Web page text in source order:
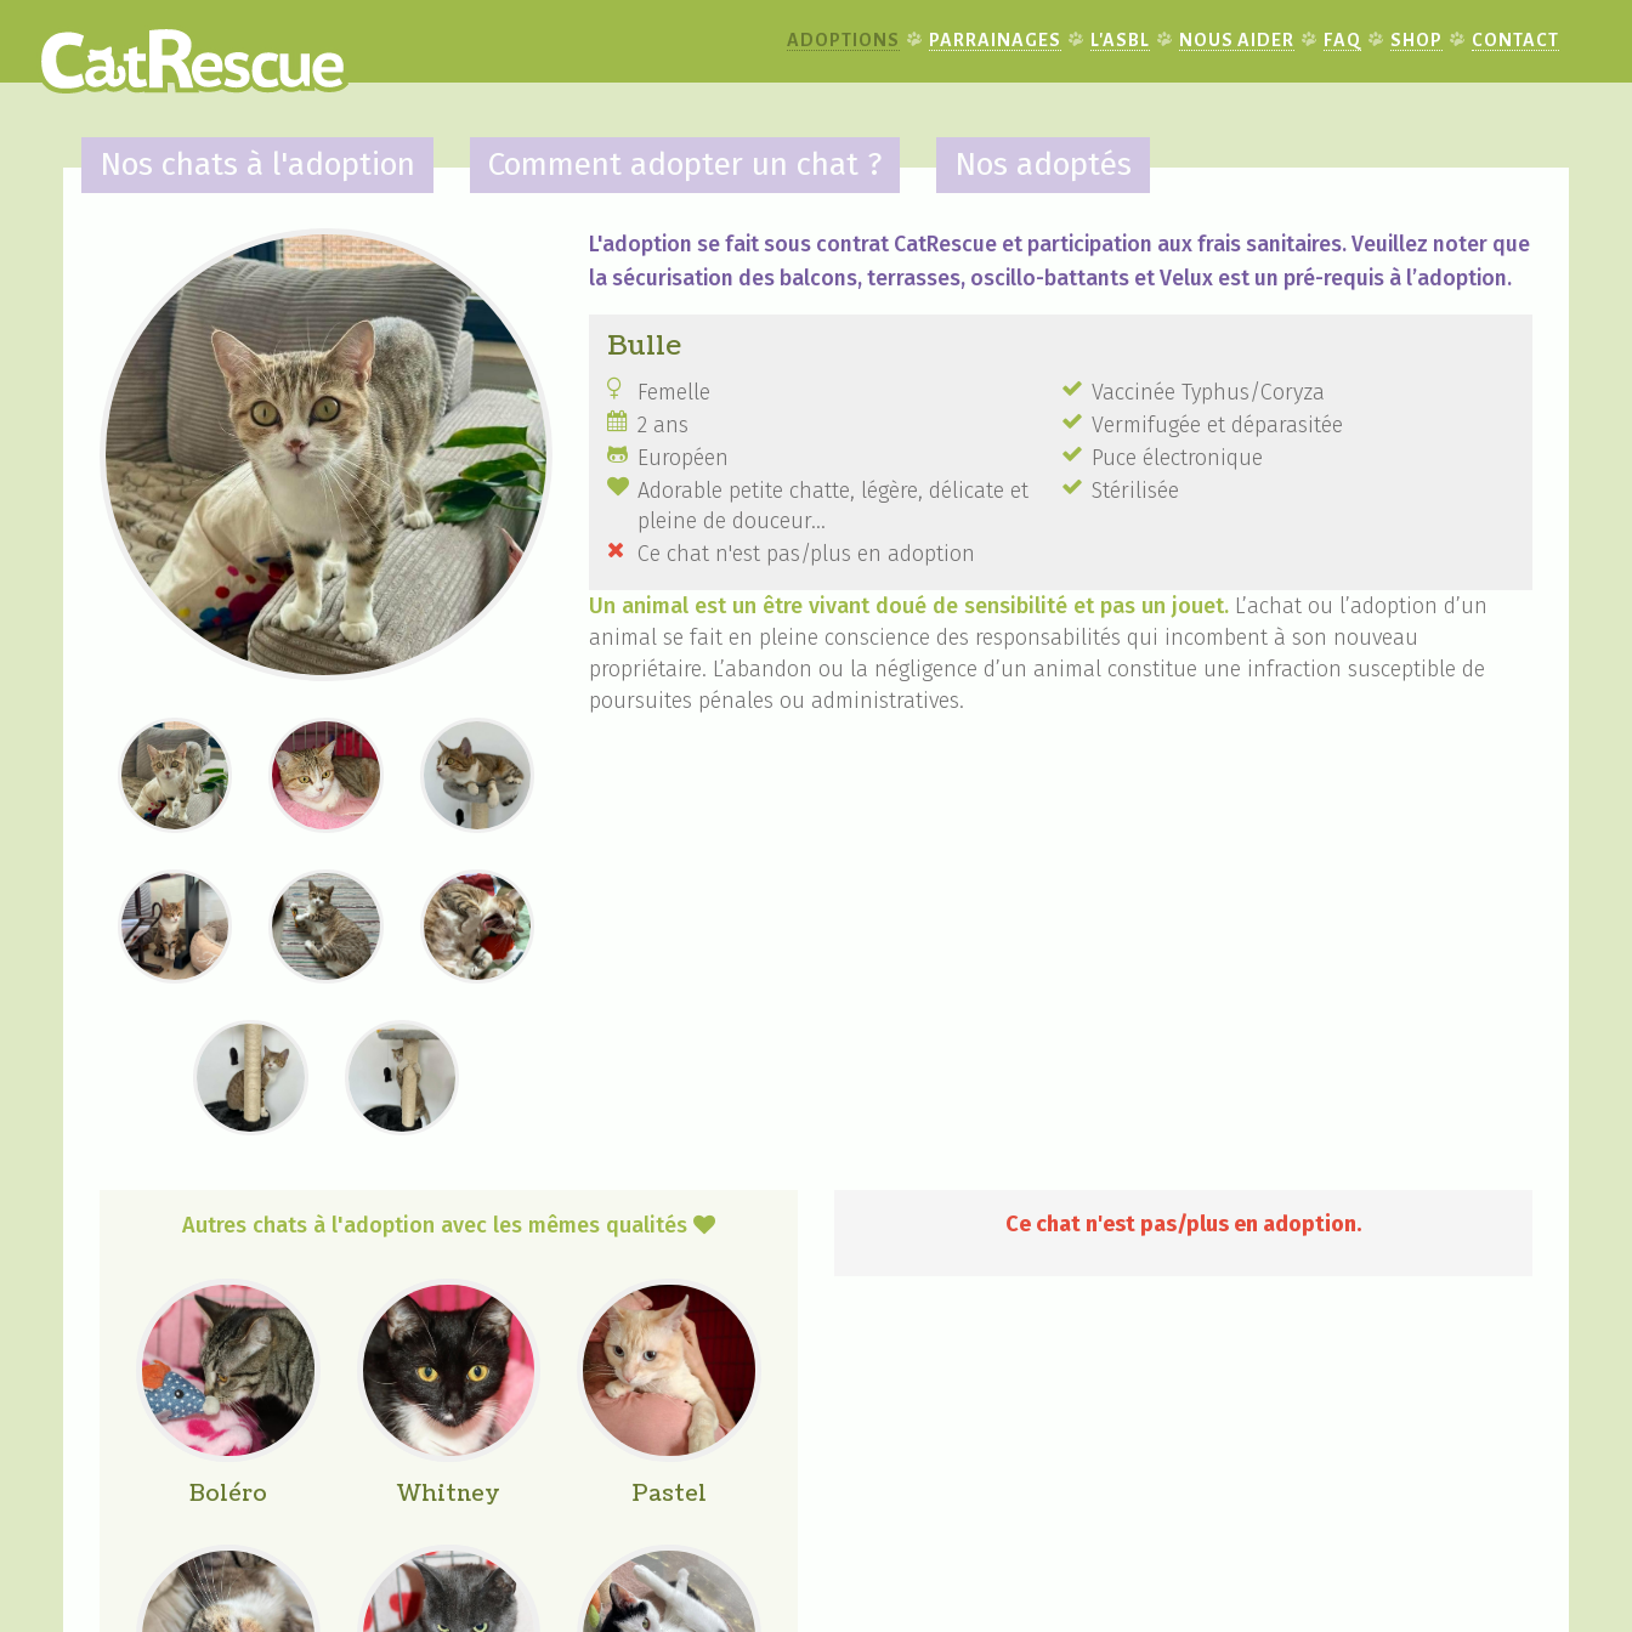
ADOPTIONS PARRAINAGES L'ASBL NOUS AIDER FAQ SHOP CONTACT
Nos chats à l'adoption Comment adopter un chat ? Nos adoptés
L'adoption se fait sous contrat CatRescue et participation aux frais sanitaires. Veuillez noter que
la sécurisation des balcons, terrasses, oscillo-battants et Velux est un pré-requis à l’adoption.
Bulle
 Femelle  Vaccinée Typhus/Coryza
 2 ans  Vermifugée et déparasitée
 Européen  Puce électronique
 Adorable petite chatte, légère, délicate et
pleine de douceur...
 Stérilisée

Ce chat n'est pas/plus en adoption
Un animal est un être vivant doué de sensibilité et pas un jouet. L’achat ou l’adoption d’un
animal se fait en pleine conscience des responsabilités qui incombent à son nouveau
propriétaire. L’abandon ou la négligence d’un animal constitue une infraction susceptible de
poursuites pénales ou administratives.
Autres chats à l'adoption avec les mêmes qualités 
Boléro Whitney Pastel
Ce chat n'est pas/plus en adoption.